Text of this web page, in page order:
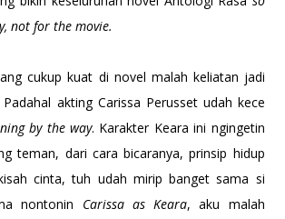
not for the movie.
cukup kuat di novel malah keliatan jadi
akting Carissa Perusset udah kece
by the way. Karakter Keara ini ngingetin
teman, dari cara bicaranya, prinsip hidup
cinta, tuh udah mirip banget sama si
nontonin Carissa as Keara, aku malah